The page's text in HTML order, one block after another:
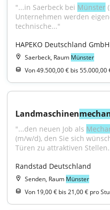
"...in Saerbeck bei Münster
Unternehmen werden
technische..."
HAPEKO Deutschland GmbH
Saerbeck, Raum Münster
Von 49.500,00 € bis 55.000,00
Landmaschinen
"...den neuen Job als
(m/w/d), den Sie sich
Türen zu attraktiven
Randstad Deutschland
Senden, Raum Münster
Von 19,00 € bis 21,00 € pro